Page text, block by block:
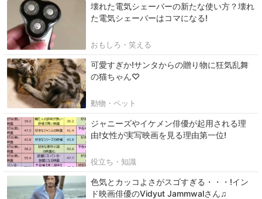
壊れた電気シェーバーの新たな使い方？壊れ
た電気シェーバーはコマになる!
おもしろ・笑える
可愛すぎか!サンタからの贈り物に狂気乱舞
の猫ちゃん♡
動物・ペット
ジャニーズやイケメン俳優が起用される理
由!女性が実写映画を見る理由第一位!
役立ち・知識
色気とカッコよさがスゴすぎる・・・!イン
ド映画俳優のVidyut Jammwalさん♫